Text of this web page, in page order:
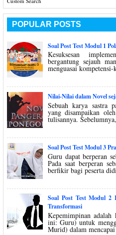
POPULAR POSTS
Soal Post Test Modul 1
Kesuksesan
bergantung sejauh
menguasai
Nilai-Nilai dalam Novel
Sebuah karya sastra
yang disampaikan
tulisannya.
Soal Post Test Modul 3
Guru dapat berperan
Pada saat berperan
berfikir bagi peserta
Soal Post Test Modul 2
Transformasi
Kepemimpinan adalah
ini: Guru) untuk
Murid) dalam